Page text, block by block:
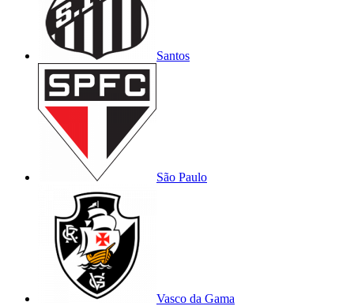
Santos
São Paulo
Vasco da Gama